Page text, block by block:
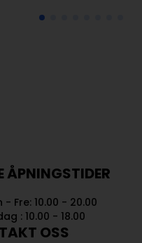
ÅPNINGSTIDER
- Fre: 10.00 - 20.00
: 10.00 - 18.00
OSS